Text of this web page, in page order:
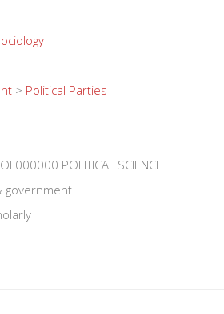
> Political Parties
POLITICAL SCIENCE
government